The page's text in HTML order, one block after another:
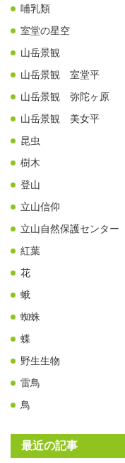
哺乳類
室堂の星空
山岳景観
山岳景観 室堂平
山岳景観 弥陀ヶ原
山岳景観 美女平
昆虫
樹木
登山
立山信仰
立山自然保護センター
紅葉
花
蛾
蜘蛛
蝶
野生生物
雷鳥
鳥
最近の記事